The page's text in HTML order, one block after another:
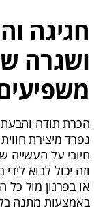
חגיגה
ושגרה
הכרת תודה
נפרד מיצירת
חיובי על
וזה יכול לבוא
או בפרגון מול כל
באמצעות מתנה